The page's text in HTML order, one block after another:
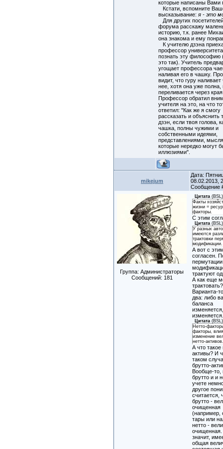
которые написаны Вами
Кстати, вспомните
высказывание:я - это
Для других
форума расскажу
историю, т.к. ранее
она знакома и ему
К учителю дзэна
профессор
познать эту философию
это так). Учитель
угощает профессора
наливая его в чашку.
видит, что гуру наливает
нее, хотя она уже полна,
переливается через
Профессор обратил
учителя на это, на что
ответил: "Как же я смогу
рассказать и объяснить
дзэн, если твоя голова,
чашка, полны чужими и
собственными идеями,
представлениями,
которые нередко могут
иллюзиями".
mikejum
Дата:
08.02.2013,
Сообщение
Группа: Администраторы
Сообщений: 181
Цитата (BSL)
Факты
жизни =
факторы.
С этим
Цитата (BSL)
У разных
имеются
трактовки
модификации.
А вот с
согласен.
трактуют
А как еще
трактовать?
Варианта-
два: либо
баланса
Цитата (BSL)
Нетто-
факторы,
изменение
нетто-
А что такое
активы? И
таком
брутто-
Вообще-то,
брутто и и
учете
другое
считается,
брутто -
очищенная
(например,
тары или
нетто -
значит,
общая